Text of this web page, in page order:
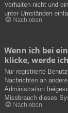
Verhalten nicht und
unter Umständen
Nach oben
Wenn ich bei
klicke, werde
Nur registrierte
Nachrichten an
Administration
Missbrauch dieses
Nach oben